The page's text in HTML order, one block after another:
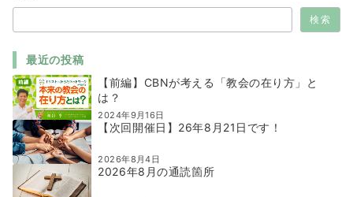
検索
最近の投稿
【前編】CBNが考える「教会の在り方」と
は？
2024年9月16日
【次回開催日】26年8月21日です！
2026年8月4日
2026年8月の通読箇所